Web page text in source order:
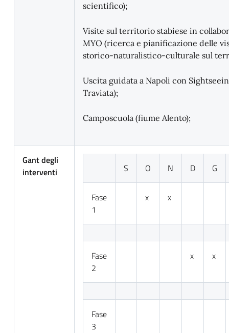
scientifico);
Visite sul territorio stabiese in
MYO (ricerca e pianificazione delle
storico-naturalistico-culturale sul
Uscita guidata a Napoli con
Traviata);
Camposcuola (fiume Alento);
Gant degli
interventi
S O N D G
Fase
1
x x
Fase
2
x x
Fase
3